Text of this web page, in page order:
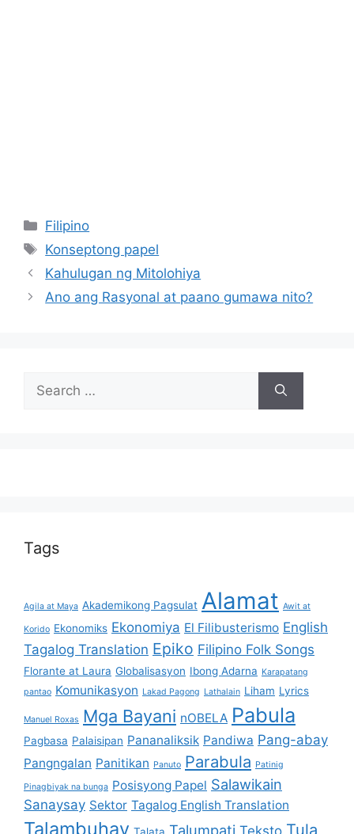
Categories
Filipino
Tags
Konseptong papel
Kahulugan ng Mitolohiya
Ano ang Rasyonal at paano gumawa nito?
for:
Tags
Agila at Maya Akademikong Pagsulat Alamat Awit at
Korido Ekonomiks Ekonomiya El Filibusterismo English
Tagalog Translation Epiko Filipino Folk Songs
Florante at Laura Globalisasyon Ibong Adarna Karapatang
pantao Komunikasyon Lakad Pagong Lathalain Liham Lyrics
Manuel Roxas Mga Bayani nOBELA Pabula
Pagbasa Palaisipan Pananaliksik Pandiwa Pang-abay
Pangngalan Panitikan Panuto Parabula Patinig
Pinagbiyak na bunga Posisyong Papel Salawikain
Sanaysay Sektor Tagalog English Translation
Talambuhay Talata Talumpati Teksto Tula